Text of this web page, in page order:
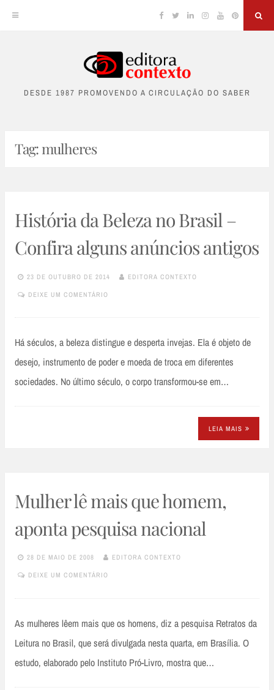
content
Facebook
TwitterLinkedinInstagram
YouTubePinterest
DESDE 1987 PROMOVENDO A CIRCULAÇÃO DO SABER
Tag:mulheres
História da Beleza no Brasil –
Confira alguns anúncios antigos
23 DE OUTUBRO DE 2014 EDITORA CONTEXTO
DEIXE UM COMENTÁRIO
Há séculos, a beleza distingue e desperta invejas. Ela é objeto de
desejo, instrumento de poder e moeda de troca em diferentes
sociedades. No último século, o corpo transformou-se em…
LEIA MAIS
Mulher lê mais que homem,
aponta pesquisa nacional
28 DE MAIO DE 2008 EDITORA CONTEXTO
DEIXE UM COMENTÁRIO
As mulheres lêem mais que os homens, diz a pesquisa Retratos da
Leitura no Brasil, que será divulgada nesta quarta, em Brasília. O
estudo, elaborado pelo Instituto Pró-Livro, mostra que…